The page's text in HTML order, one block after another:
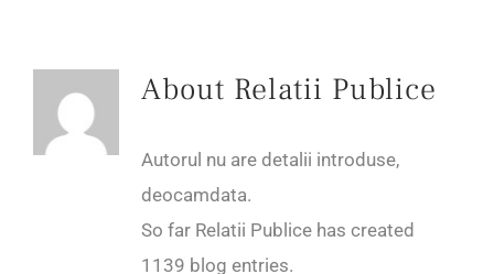
About Relatii Publice
Autorul nu are detalii introduse,
deocamdata.
So far Relatii Publice has created
1139 blog entries.